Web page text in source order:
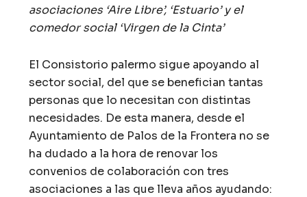
asociaciones ‘Aire Libre’, ‘Estuario’ y el
comedor social ‘Virgen de la Cinta’
El Consistorio palermo sigue apoyando al
sector social, del que se benefician tantas
personas que lo necesitan con distintas
necesidades. De esta manera, desde el
Ayuntamiento de Palos de la Frontera no se
ha dudado a la hora de renovar los
convenios de colaboración con tres
asociaciones a las que lleva años ayudando: